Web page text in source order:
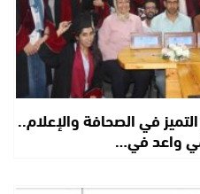
في الصحافة والإعلام..
واعد في…